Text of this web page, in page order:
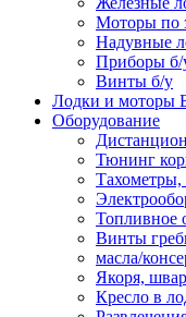
Моторы по
Надувные
Приборы б/
Винты б/у
Лодки и моторы
Оборудование
Тюнинг
Топливное
Винты
масла/
Якоря,
Кресло в